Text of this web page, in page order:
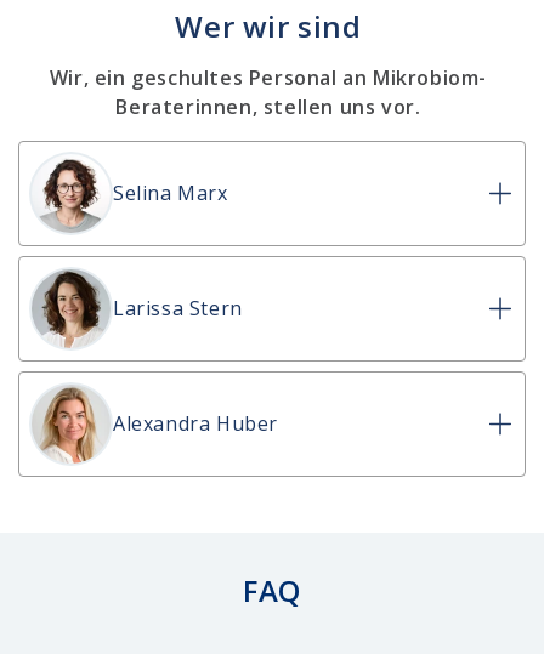
Wer wir sind
Wir, ein geschultes Personal an Mikrobiom-
Beraterinnen, stellen uns vor.
Selina Marx
Larissa Stern
Alexandra Huber
FAQ